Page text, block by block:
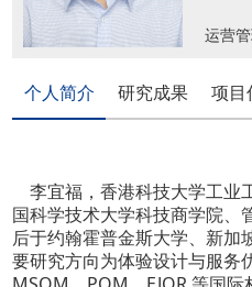
运营
个人简介 研究成果 项目
李宜福，香港科技大学工业
国科学技术大学科技商学院、
后于约翰霍普金斯大学、新加
要研究方向为体验设计与服务